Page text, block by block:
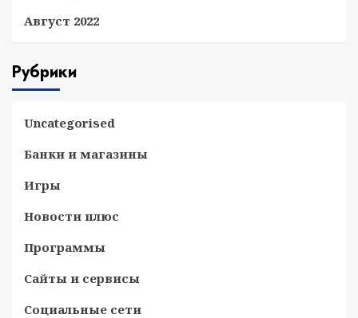
Август 2022
Рубрики
Uncategorised
Банки и магазины
Игры
Новости плюс
Программы
Сайты и сервисы
Социальные сети